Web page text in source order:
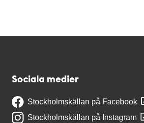
Sociala medier
Stockholmskällan på Facebook
Stockholmskällan på Instagram